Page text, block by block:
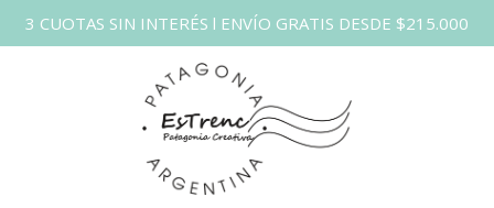
3 CUOTAS SIN INTERÉS l ENVÍO GRATIS DESDE $215.000